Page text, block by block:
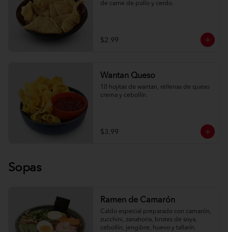
de carne de pollo y cerdo.
$2.99
Wantan Queso
10 hojitas de wantan, rellenas de queso
crema y cebollín.
$3.99
Sopas
Ramen de Camarón
Caldo especial preparado con camarón,
zucchini, zanahoria, brotes de soya,
cebollín, jengibre, huevo y tallarín.